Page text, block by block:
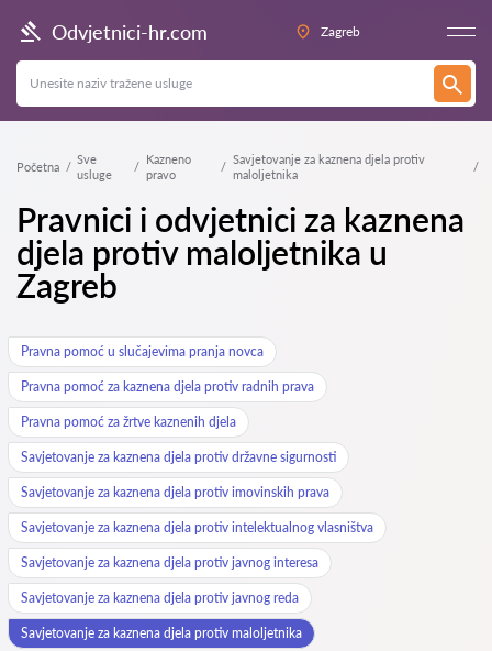
Odvjetnici-hr.com Zagreb
Početna
Sve
usluge
Kazneno
pravo
Savjetovanje za kaznena djela protiv
maloljetnika
Pravnici i odvjetnici za kaznena
djela protiv maloljetnika u
Zagreb
Pravna pomoć u slučajevima pranja novca
Pravna pomoć za kaznena djela protiv radnih prava
Pravna pomoć za žrtve kaznenih djela
Savjetovanje za kaznena djela protiv državne sigurnosti
Savjetovanje za kaznena djela protiv imovinskih prava
Savjetovanje za kaznena djela protiv intelektualnog vlasništva
Savjetovanje za kaznena djela protiv javnog interesa
Savjetovanje za kaznena djela protiv javnog reda
Savjetovanje za kaznena djela protiv maloljetnika